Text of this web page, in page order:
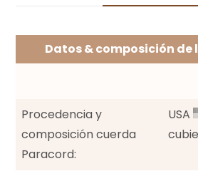
Datos & composición de
Procedencia y
composición cuerda
Paracord:
USA